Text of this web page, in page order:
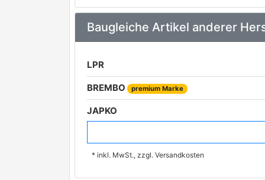
Baugleiche Artikel anderer
LPR
BREMBO premium Marke
JAPKO
A.B.S.
* inkl. MwSt., zzgl. Versandkosten